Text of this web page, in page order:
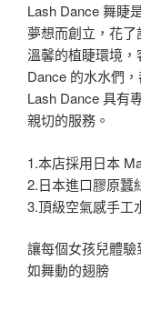
Lash Dance 舞睫
夢想而創立，花
溫馨的植睫環境
Dance 的水水們
Lash Dance 具有
親切的服務。
1.本店採用日本
2.日本進口膠原蠶
3.頂級空氣感手工
讓每個女孩兒體
如舞動的翅膀